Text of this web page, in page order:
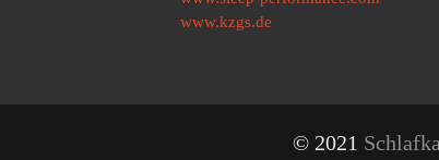
www.kzgs.de
© 2021